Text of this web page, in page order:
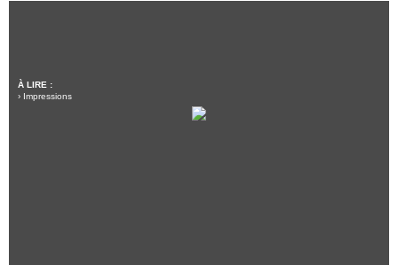
À LIRE :
› Impressions